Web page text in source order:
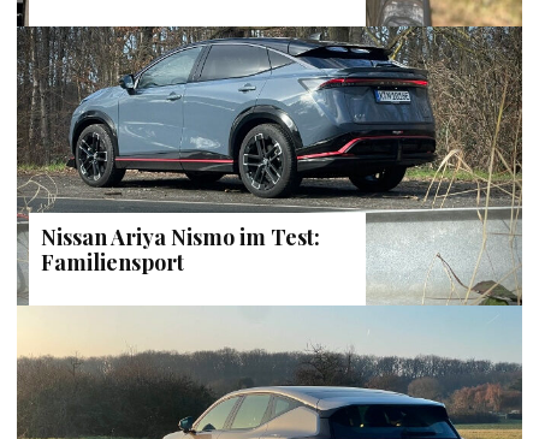
Nissan Ariya Nismo im Test:
Familiensport